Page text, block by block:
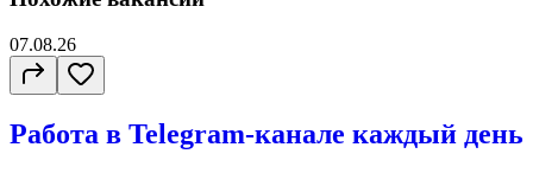
07.08.26
Работа в Telegram-канале каждый день